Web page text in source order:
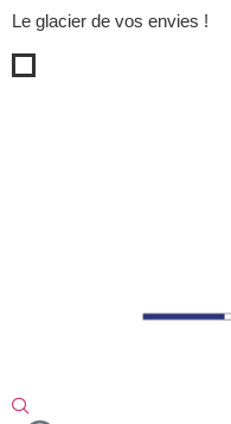
Le glacier de vos envies !